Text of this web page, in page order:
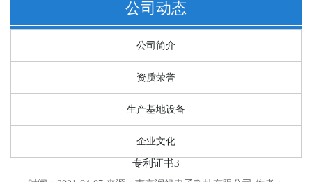
公司动态
公司简介
资质荣誉
生产基地设备
企业文化
专利证书3